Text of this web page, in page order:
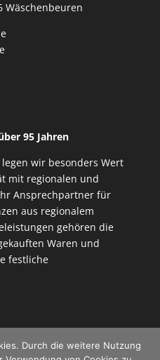
Wäschenbeuren
95 Jahren
wir besonders Wert
mit regionalen und
Ansprechpartner für
aus regionalem
gehören die
Waren und
festliche
Durch die weitere Nutzung